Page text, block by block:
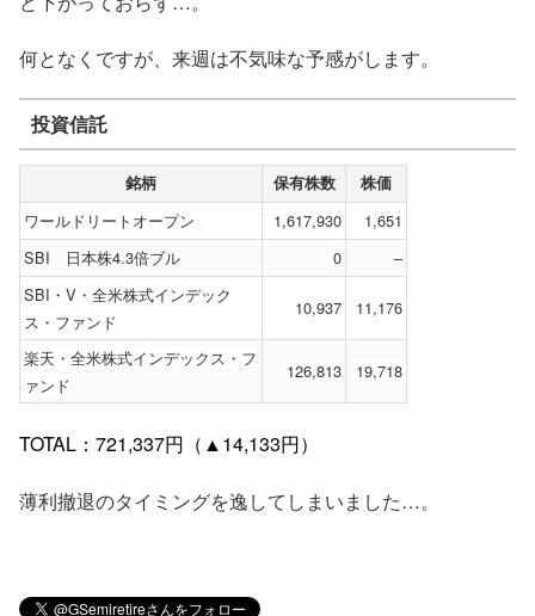
何となくですが、来週は不気味な予感がします。
投資信託
銘柄 保有株数 株価
ワールドリートオープン 1,617,930
1,651
SBI 日本株4.3倍ブル
0
–
SBI・V・全米株式インデック
ス・ファンド
10,937 11,176
楽天・全米株式インデックス・フ
ァンド
126,813 19,718
TOTAL：721,337円（▲14,133円）
薄利撤退のタイミングを逸してしまいました…。